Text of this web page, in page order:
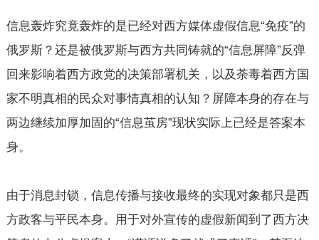
信息轰炸究竟轰炸的是已经对西方媒体虚假信息“免疫”的
俄罗斯？还是被俄罗斯与西方共同铸就的“信息屏障”反弹
回来影响着西方政党的决策部署机关，以及荼毒着西方国
家不明真相的民众对事情真相的认知？屏障本身的存在与
两边继续加厚加固的“信息茧房”现状实际上已经是答案本
身。
由于消息封锁，信息传播与接收最终的实现对象都只是西
方政客与平民本身。用于对外宣传的虚假新闻到了西方决